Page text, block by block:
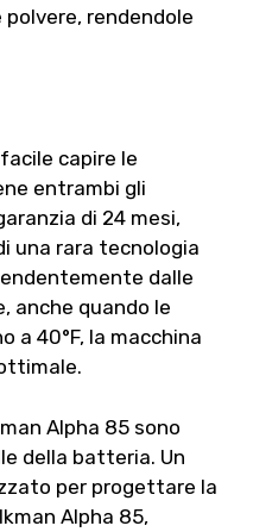
rendendole
capire le
entrambi gli
di 24 mesi,
una rara tecnologia
dalle
anche quando le
a 40°F, la macchina
Alpha 85 sono
della batteria. Un
per progettare la
Alpha 85,